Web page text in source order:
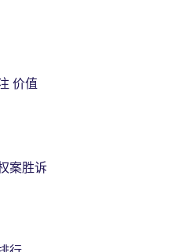
价值
案胜诉